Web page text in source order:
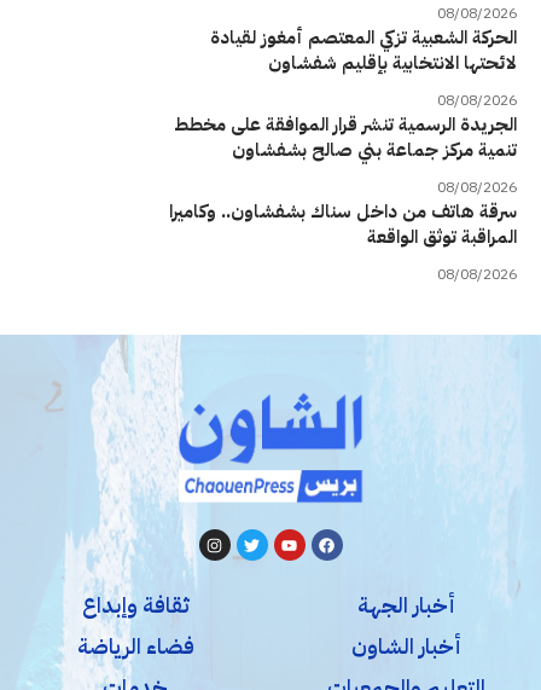
08/08/2026
الحركة الشعبية تزكي المعتصم أمغوز لقيادة
لائحتها الانتخابية بإقليم شفشاون
08/08/2026
الجريدة الرسمية تنشر قرار الموافقة على مخطط
تنمية مركز جماعة بني صالح بشفشاون
08/08/2026
سرقة هاتف من داخل سناك بشفشاون.. وكاميرا
المراقبة توثق الواقعة
08/08/2026
أخبار الجهة
أخبار الشاون
ثقافة وإبداع
فضاء الرياضة